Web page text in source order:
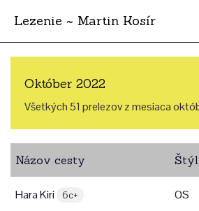
Lezenie ~ Martin Kosír
Najhodnotnejšie
Krajina
Štýl
Archív
Október 2022
Všetkých 51 prelezov z mesiaca
Názov cesty Štýl
Hara Kiri 6c+ OS